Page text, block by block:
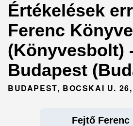
Értékelések
Ferenc
(Könyvesbolt)
Budapest
BUDAPEST, BOCSKAI U.
Fejtő Ferenc